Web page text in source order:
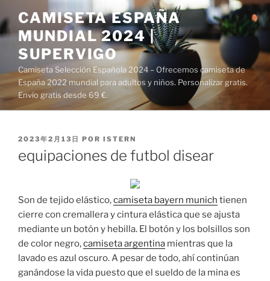
al
contenido
CAMISETA ESPAÑA
MUNDIAL 2024 |
SUPERVIGO
Camiseta Selección Española 2024 – Ofrecemos camiseta de
España 2022 mundial para adultos y niños. Personalizar gratis.
Envío gratis desde 69 €.
PUBLICADO
2023年2月13日 POR ISTERN
equipaciones de futbol disear
Son de tejido elástico,camiseta bayern munich tienen
cierre con cremallera y cintura elástica que se ajusta
mediante un botón y hebilla. El botón y los bolsillos son
de color negro,camiseta argentina mientras que la
lavado es azul oscuro. A pesar de todo, ahí continúan
ganándose la vida puesto que el sueldo de la mina es